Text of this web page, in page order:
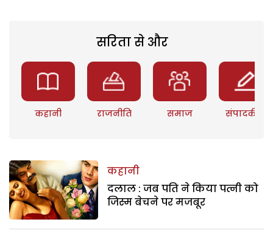
सरिता से और
कहानी राजनीति समाज संपादकीय
कहानी
दलाल : जब पति ने किया पत्नी को
जिस्म बेचने पर मजबूर